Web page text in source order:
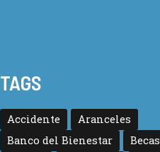
TAGS
Accidente
Aranceles
Banco del Bienestar
Becas